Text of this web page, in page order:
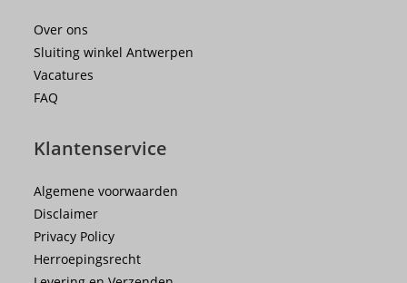
Over ons
Sluiting winkel Antwerpen
Vacatures
FAQ
Klantenservice
Algemene voorwaarden
Disclaimer
Privacy Policy
Herroepingsrecht